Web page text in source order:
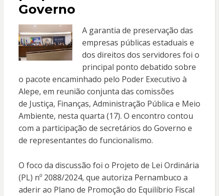
Governo
A garantia de preservação das
empresas públicas estaduais e
dos direitos dos servidores foi o
principal ponto debatido sobre
o pacote encaminhado pelo Poder Executivo à
Alepe, em reunião conjunta das comissões
de Justiça, Finanças, Administração Pública e Meio
Ambiente, nesta quarta (17). O encontro contou
com a participação de secretários do Governo e
de representantes do funcionalismo.
O foco da discussão foi o Projeto de Lei Ordinária
(PL) nº 2088/2024, que autoriza Pernambuco a
aderir ao Plano de Promoção do Equilíbrio Fiscal